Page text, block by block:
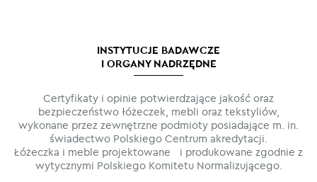
INSTYTUCJE BADAWCZE
I ORGANY NADRZĘDNE
Certyfikaty i opinie potwierdzające jakość oraz
bezpieczeństwo łóżeczek, mebli oraz tekstyliów,
wykonane przez zewnętrzne podmioty posiadające m. in.
świadectwo Polskiego Centrum akredytacji.
Łóżeczka i meble projektowane i produkowane zgodnie z
wytycznymi Polskiego Komitetu Normalizującego.